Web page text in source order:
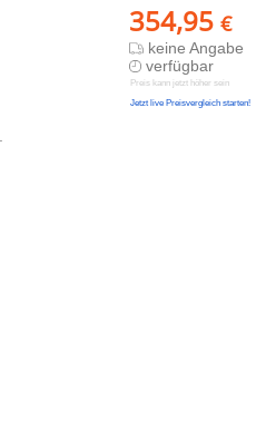
354,95 €
keine Angabe
verfügbar
Preis kann jetzt höher sein
Jetzt live Preisvergleich starten!